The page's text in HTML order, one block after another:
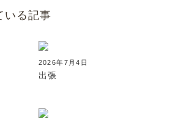
いる記事
2026年7月4日
出張